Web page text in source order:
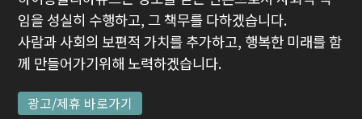
임을 성실히 수행하고, 그 책무를 다하겠습니다.
사람과 사회의 보편적 가치를 추가하고, 행복한 미래를 함
께 만들어가기위해 노력하겠습니다.
광고/제휴 바로가기